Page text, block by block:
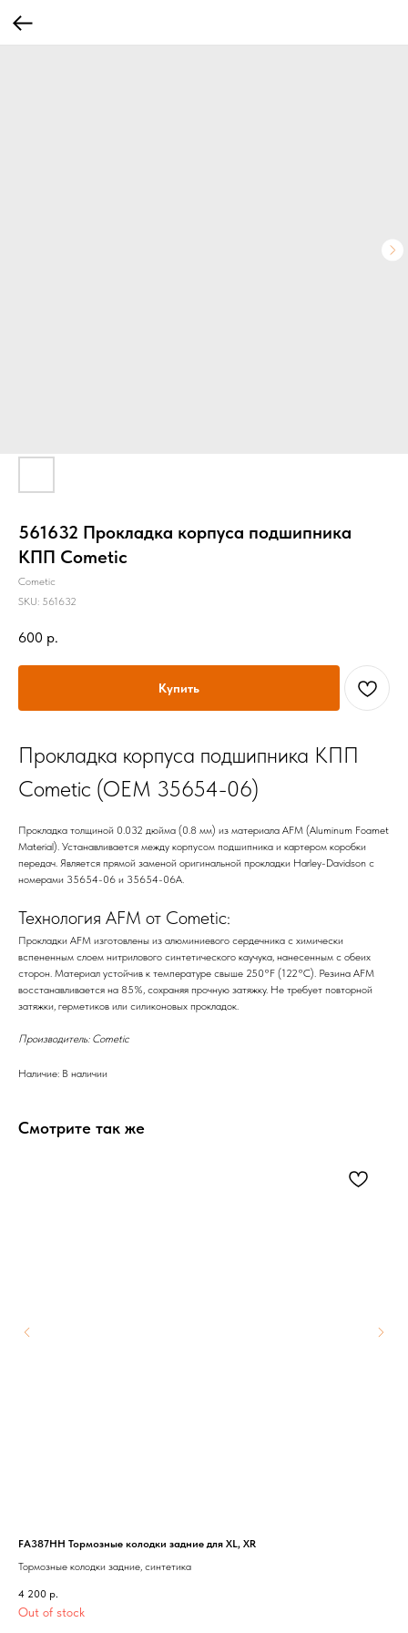
561632 Прокладка корпуса подшипника
КПП Cometic
Cometic
SKU: 561632
600 р.
Купить
Прокладка корпуса подшипника КПП
Cometic (OEM 35654-06)
Прокладка толщиной 0.032 дюйма (0.8 мм) из материала AFM (Aluminum Foamet
Material). Устанавливается между корпусом подшипника и картером коробки
передач. Является прямой заменой оригинальной прокладки Harley-Davidson с
номерами 35654-06 и 35654-06A.
Технология AFM от Cometic:
Прокладки AFM изготовлены из алюминиевого сердечника с химически
вспененным слоем нитрилового синтетического каучука, нанесенным с обеих
сторон. Материал устойчив к температуре свыше 250°F (122°C). Резина AFM
восстанавливается на 85%, сохраняя прочную затяжку. Не требует повторной
затяжки, герметиков или силиконовых прокладок.
Производитель: Cometic
Наличие: В наличии
Смотрите так же
FA387HH Тормозные колодки задние для XL, XR
Тормозные колодки задние, синтетика
4 200 р.
Out of stock